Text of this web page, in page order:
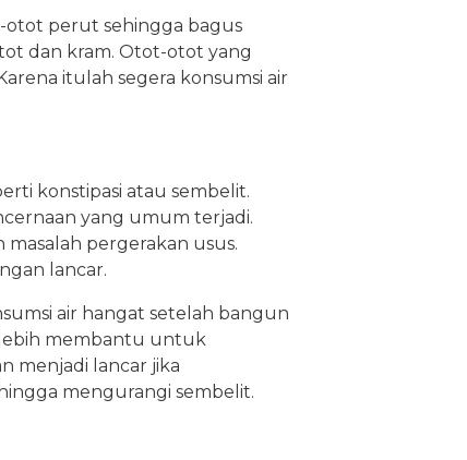
perut sehingga bagus
dan kram. Otot-otot yang
itulah segera konsumsi air
konstipasi atau sembelit.
yang umum terjadi.
pergerakan usus.
lancar.
air hangat setelah bangun
membantu untuk
menjadi lancar jika
mengurangi sembelit.